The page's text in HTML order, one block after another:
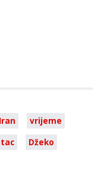
Iran
vrijeme
Džeko